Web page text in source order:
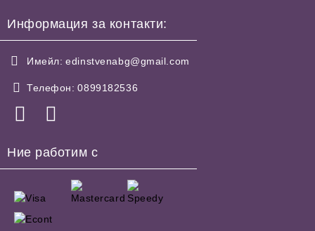
Информация за контакти:
Имейл: edinstvenabg@gmail.com
Телефон: 0899182536
Ние работим с